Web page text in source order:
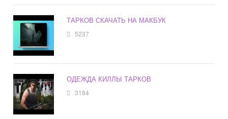
ТАРКОВ СКАЧАТЬ НА МАКБУК
5237
ОДЕЖДА КИЛЛЫ ТАРКОВ
3184